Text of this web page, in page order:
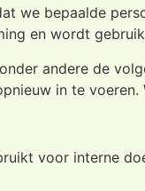
we bepaalde
en wordt
andere de
in te
voor interne